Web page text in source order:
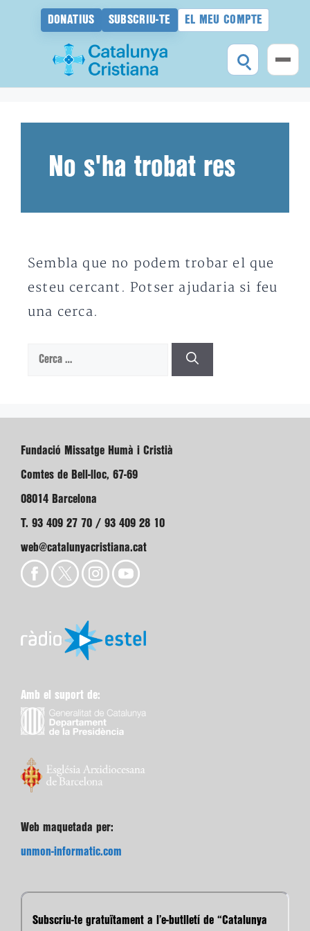
DONATIUS SUBSCRIU-TE EL MEU COMPTE
No s'ha trobat res
Sembla que no podem trobar el que
esteu cercant. Potser ajudaria si feu
una cerca.
Cerca:
Fundació Missatge Humà i Cristià
Comtes de Bell-lloc, 67-69
08014 Barcelona
T. 93 409 27 70 / 93 409 28 10
web@catalunyacristiana.cat
Amb el suport de:
Web maquetada per:
unmon-informatic.com
Subscriu-te gratuïtament a l’e-butlletí de “Catalunya